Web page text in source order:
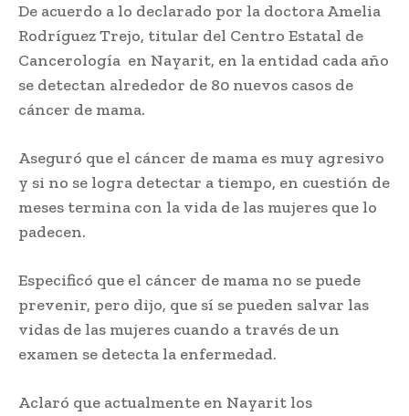
De acuerdo a lo declarado por la doctora Amelia
Rodríguez Trejo, titular del Centro Estatal de
Cancerología en Nayarit, en la entidad cada año
se detectan alrededor de 80 nuevos casos de
cáncer de mama.
Aseguró que el cáncer de mama es muy agresivo
y si no se logra detectar a tiempo, en cuestión de
meses termina con la vida de las mujeres que lo
padecen.
Especificó que el cáncer de mama no se puede
prevenir, pero dijo, que sí se pueden salvar las
vidas de las mujeres cuando a través de un
examen se detecta la enfermedad.
Aclaró que actualmente en Nayarit los